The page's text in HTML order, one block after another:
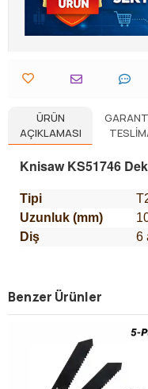
ÜRÜN
AÇIKLAMASI
Knisaw KS51746
Tipi
Uzunluk (mm)
Diş
6
Benzer Ürünler